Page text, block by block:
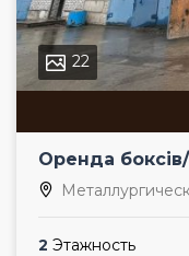
22
Оренда
2 Этажность